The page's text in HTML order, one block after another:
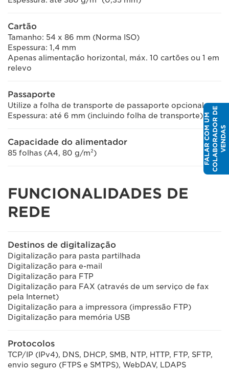
Cartão
Tamanho: 54 x 86 mm (Norma ISO)
Espessura: 1,4 mm
Apenas alimentação horizontal, máx. 10 cartões ou 1 em
relevo
Passaporte
Utilize a folha de transporte de passaporte opcional
Espessura: até 6 mm (incluindo folha de transporte)
Capacidade do alimentador
85 folhas (A4, 80 g/m²)
FUNCIONALIDADES DE
REDE
Destinos de digitalização
Digitalização para pasta partilhada
Digitalização para e-mail
Digitalização para FTP
Digitalização para FAX (através de um serviço de fax
pela Internet)
Digitalização para a impressora (impressão FTP)
Digitalização para memória USB
Protocolos
TCP/IP (IPv4), DNS, DHCP, SMB, NTP, HTTP, FTP, SFTP,
envio seguro (FTPS e SMTPS), WebDAV, LDAPS
F
A
L
A
R
C
O M
U
M
C
O
L
A
B
O
R
A
D
O
R
DE
V
E
N
D
A S